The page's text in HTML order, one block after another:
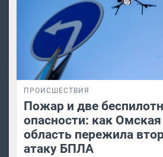
ПРОИСШЕСТВИЯ
Пожар и две
опасности: как Омская
область пережила
атаку БПЛА